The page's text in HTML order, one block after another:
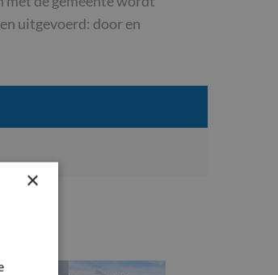
uitgevoerd: door en
×